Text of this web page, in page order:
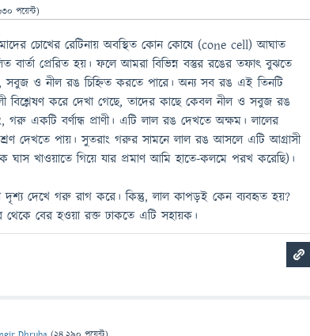
পয়েন্ট)
চোখের রেটিনায় অবস্থিত কোন কোষে (cone cell) আঘাত
বার্তা প্রেরিত হয়। ফলে আমরা বিভিন্ন বস্তুর রঙের তফাৎ বুঝতে
সবুজ ও নীল রঙ চিহ্নিত করতে পারে। অন্য সব রঙ এই তিনটি
বিশ্লেষণ করে দেখা গেছে, তাদের কাছে কেবল নীল ও সবুজ রঙ
একটি বর্ণান্ধ প্রাণী। এটি লাল রঙ দেখতে অক্ষম। লালের
দেখতে পায়। সুতরাং গরুর সামনে লাল রঙ আসলে এটি আগ্রাসী
খাওয়াতে গিয়ে যার প্রমাণ আমি হাতে-কলমে পরখ করেছি)।
দৃশ্য দেখে গরু রাগ করে। কিন্তু, লাল কাপড়ই কেন ব্যবহৃত হয়?
বের হওয়া রক্ত ঢাকতে এটি সহায়ক।